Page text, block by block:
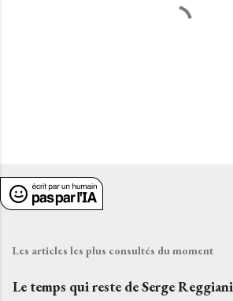
n
r
e
t
Les articles les plus consultés du moment
Le temps qui reste de Serge Reggiani